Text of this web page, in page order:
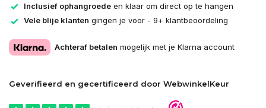
Inclusief ophangroede en klaar om direct op te hangen
Vele blije klanten gingen je voor - 9+ klantbeoordeling
Achteraf betalen mogelijk met je Klarna account
Geverifieerd en gecertificeerd door WebwinkelKeur